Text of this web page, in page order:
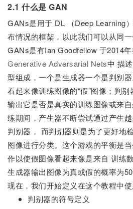
2.1 什么是 GAN
GANs是用于 DL （Deep Learning
布情况的框架，以此我们可以从同一
GANs是有Ian Goodfellow 于2014
Generative Adversarial Nets中 描
型组成，一个是生成器一个是判别
看起来像训练图像的“假”图像；判
输出它是否是真实的训练图像或来
练期间，产生器不断尝试通过产生
判别器， 而判别器则是为了更好地
图像进行分类。这个游戏的平衡是
作以使假图像看起来像是来自 训练
生成器输出图像为真或假的概率为
现在，我们开始定义在这个教程中使
判别器的符号定义